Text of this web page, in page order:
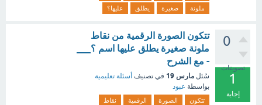
ملونة
صغيرة يطلق عليها؟
0
تصويتات
1
إجابة
تتكون الصورة الرقمية من نقاط
ملونة صغيرة يطلق عليها اسم ؟___
- مع الشرح
سُئل مارس 19 في تصنيف أسئلة تعليمية
بواسطة عبود
تتكون الصورة الرقمية
نقاط